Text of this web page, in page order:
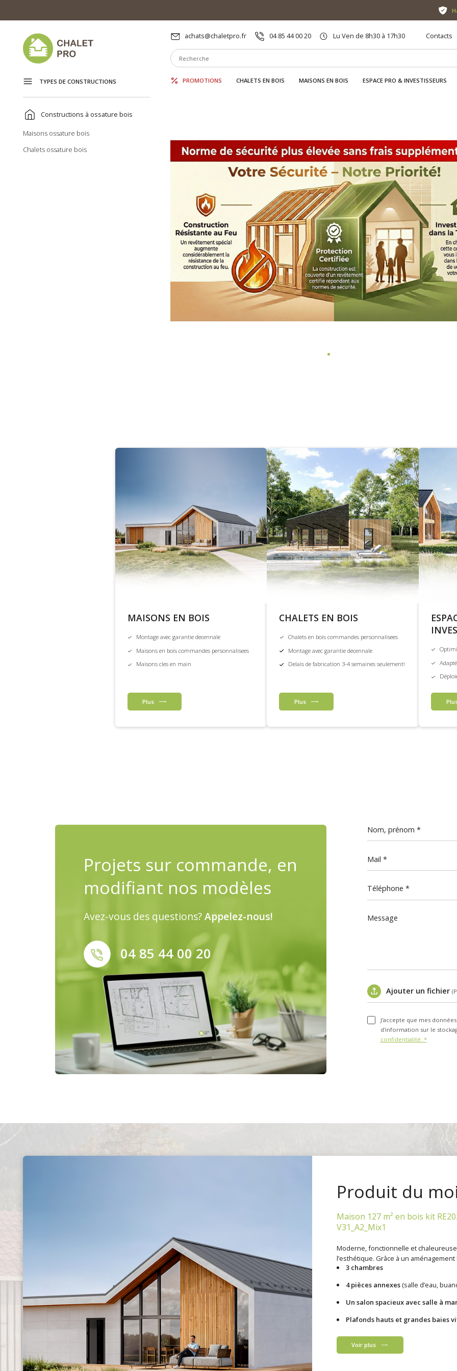
achats@chaletpro.fr 04 85 44 00 20 Lu Ven de 8h30 à 17h30 Contacts
TYPES DE CONSTRUCTIONS
Constructions à ossature bois
Maisons ossature bois
Chalets ossature bois
PROMOTIONS CHALETS EN BOIS MAISONS EN BOIS ESPACE PRO & INVESTISSEURS
MAISONS EN BOIS
Montage avec garantie decennale
Maisons en bois commandes personnalisees
Maisons cles en main
Plus
CHALETS EN BOIS
Chalets en bois commandes personnalisees
Montage avec garantie decennale
Delais de fabrication 3-4 semaines seulement!
Plus
Projets sur commande, en
modifiant nos modèles
Avez-vous des questions?Appelez-nous!
04 85 44 00 20
Nom, prénom
Mail
Téléphone
Message
Ajouter un fichier
J'accepte que mes
d'information sur le
confidentialité. *
Produit du
Maison 127 m² en bois kit
V31_A2_Mix1
Moderne, fonctionnelle et
l’esthétique. Grâce à un
3 chambres
4 pièces annexes (salle d’eau,
Un salon spacieux avec salle à
Plafonds hauts et grandes baies
Voir plus